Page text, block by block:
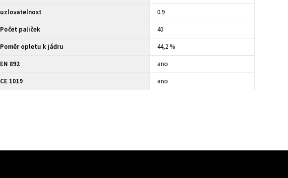
uzlovatelnost
0.9
Počet paliček
40
Poměr opletu k jádru
44,2 %
EN 892
ano
CE 1019
ano